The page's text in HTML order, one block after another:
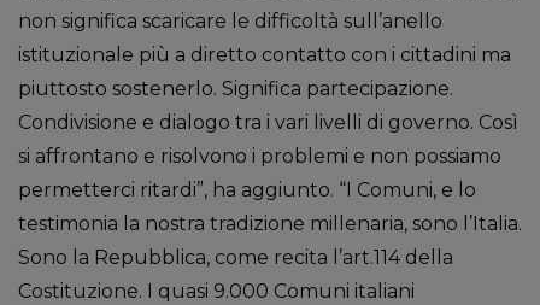
non significa scaricare le difficoltà sull’anello
istituzionale più a diretto contatto con i cittadini ma
piuttosto sostenerlo. Significa partecipazione.
Condivisione e dialogo tra i vari livelli di governo. Così
si affrontano e risolvono i problemi e non possiamo
permetterci ritardi”, ha aggiunto. “I Comuni, e lo
testimonia la nostra tradizione millenaria, sono l’Italia.
Sono la Repubblica, come recita l’art.114 della
Costituzione. I quasi 9.000 Comuni italiani